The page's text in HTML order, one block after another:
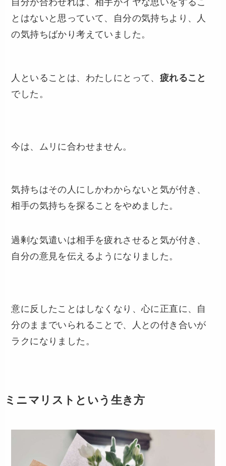
自分が合わせれば、相手がイヤな思いをするこ
とはないと思っていて、自分の気持ちより、人
の気持ちばかり考えていました。
人といることは、わたしにとって、 疲れること
でした。
今は、ムリに合わせません。
気持ちはその人にしかわからないと気が付き、
相手の気持ちを探ることをやめました。
過剰な気遣いは相手を疲れさせると気が付き、
自分の意見を伝えるようになりました。
意に反したことはしなくなり、心に正直に、自
分のままでいられることで、人との付き合いが
ラクになりました。
ミニマリストという生き方